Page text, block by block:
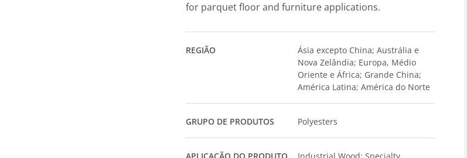
for parquet floor and furniture applications.
REGIÃO
Ásia excepto China; Austrália e
Nova Zelândia; Europa, Médio
Oriente e África; Grande China;
América Latina; América do Norte
GRUPO DE PRODUTOS Polyesters